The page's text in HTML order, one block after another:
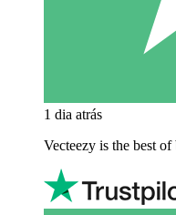
1 dia atrás
Vecteezy is the best of